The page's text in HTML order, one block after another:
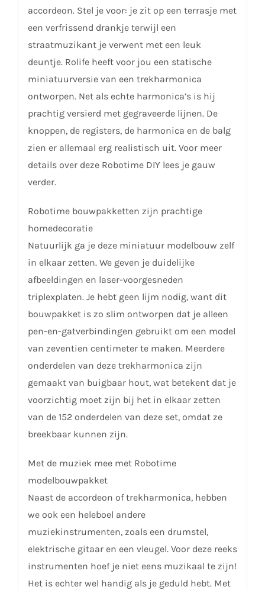
accordeon. Stel je voor: je zit op een terrasje met
een verfrissend drankje terwijl een
straatmuzikant je verwent met een leuk
deuntje. Rolife heeft voor jou een statische
miniatuurversie van een trekharmonica
ontworpen. Net als echte harmonica’s is hij
prachtig versierd met gegraveerde lijnen. De
knoppen, de registers, de harmonica en de balg
zien er allemaal erg realistisch uit. Voor meer
details over deze Robotime DIY lees je gauw
verder.
Robotime bouwpakketten zijn prachtige
homedecoratie
Natuurlijk ga je deze miniatuur modelbouw zelf
in elkaar zetten. We geven je duidelijke
afbeeldingen en laser-voorgesneden
triplexplaten. Je hebt geen lijm nodig, want dit
bouwpakket is zo slim ontworpen dat je alleen
pen-en-gatverbindingen gebruikt om een model
van zeventien centimeter te maken. Meerdere
onderdelen van deze trekharmonica zijn
gemaakt van buigbaar hout, wat betekent dat je
voorzichtig moet zijn bij het in elkaar zetten
van de 152 onderdelen van deze set, omdat ze
breekbaar kunnen zijn.
Met de muziek mee met Robotime
modelbouwpakket
Naast de accordeon of trekharmonica, hebben
we ook een heleboel andere
muziekinstrumenten, zoals een drumstel,
elektrische gitaar en een vleugel. Voor deze reeks
instrumenten hoef je niet eens muzikaal te zijn!
Het is echter wel handig als je geduld hebt. Met